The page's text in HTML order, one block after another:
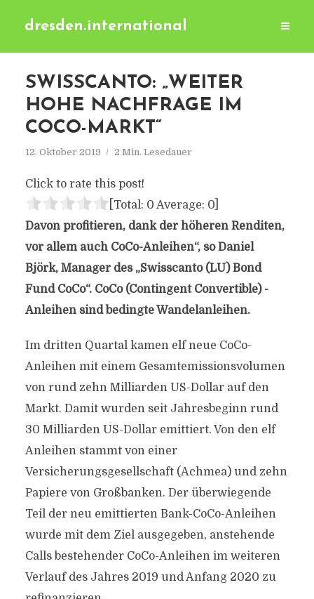
dresden.international
SWISSCANTO: „WEITER
HOHE NACHFRAGE IM
COCO-MARKT“
12. Oktober 2019 2 Min. Lesedauer
Click to rate this post!
[Total: 0 Average: 0]
Davon profitieren, dank der höheren Renditen,
vor allem auch CoCo-Anleihen“, so Daniel
Björk, Manager des „Swisscanto (LU) Bond
Fund CoCo“. CoCo (Contingent Convertible) -
Anleihen sind bedingte Wandelanleihen.
Im dritten Quartal kamen elf neue CoCo-
Anleihen mit einem Gesamtemissionsvolumen
von rund zehn Milliarden US-Dollar auf den
Markt. Damit wurden seit Jahresbeginn rund
30 Milliarden US-Dollar emittiert. Von den elf
Anleihen stammt von einer
Versicherungsgesellschaft (Achmea) und zehn
Papiere von Großbanken. Der überwiegende
Teil der neu emittierten Bank-CoCo-Anleihen
wurde mit dem Ziel ausgegeben, anstehende
Calls bestehender CoCo-Anleihen im weiteren
Verlauf des Jahres 2019 und Anfang 2020 zu